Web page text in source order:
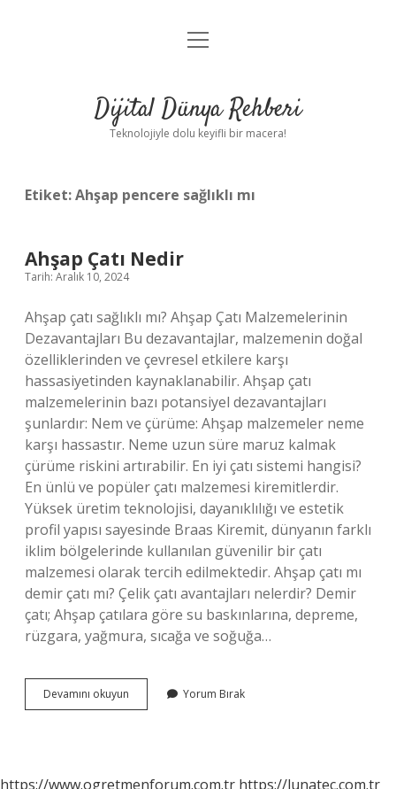
Anasayfa
Yasal Uyarı
menüyü
Dijital Dünya Rehberi
Teknolojiyle dolu keyifli bir macera!
Etiket:Ahşap pencere sağlıklı mı
Ahşap Çatı Nedir
Tarih: Aralık 10, 2024
Ahşap çatı sağlıklı mı? Ahşap Çatı Malzemelerinin
Dezavantajları Bu dezavantajlar, malzemenin doğal
özelliklerinden ve çevresel etkilere karşı
hassasiyetinden kaynaklanabilir. Ahşap çatı
malzemelerinin bazı potansiyel dezavantajları
şunlardır: Nem ve çürüme: Ahşap malzemeler neme
karşı hassastır. Neme uzun süre maruz kalmak
çürüme riskini artırabilir. En iyi çatı sistemi hangisi?
En ünlü ve popüler çatı malzemesi kiremitlerdir.
Yüksek üretim teknolojisi, dayanıklılığı ve estetik
profil yapısı sayesinde Braas Kiremit, dünyanın farklı
iklim bölgelerinde kullanılan güvenilir bir çatı
malzemesi olarak tercih edilmektedir. Ahşap çatı mı
demir çatı mı? Çelik çatı avantajları nelerdir? Demir
çatı; Ahşap çatılara göre su baskınlarına, depreme,
rüzgara, yağmura, sıcağa ve soğuğa…
Devamını okuyun
Çatı
Yorum Bırak
https://www.ogretmenforum.com.tr https://lunatec.com.tr